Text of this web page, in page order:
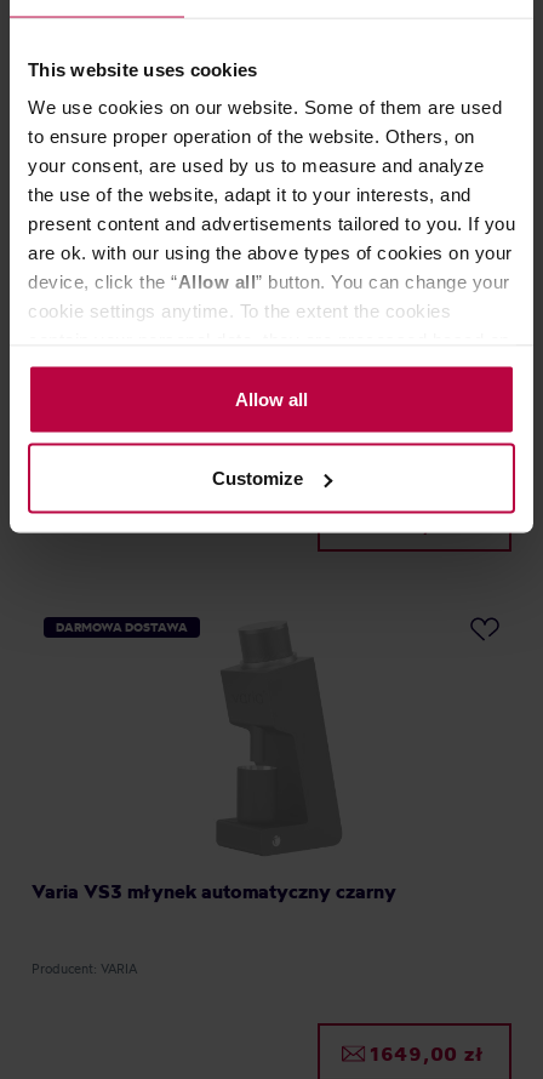
This website uses cookies
We use cookies on our website. Some of them are used
to ensure proper operation of the website. Others, on
your consent, are used by us to measure and analyze
the use of the website, adapt it to your interests, and
present content and advertisements tailored to you. If you
are ok. with our using the above types of cookies on your
device, click the “Allow all” button. You can change your
cookie settings anytime. To the extent the cookies
the controller’s (namely, ALL GOOD S.A., ul.
Mazowiecka 24I/U9, 78-100 Kołobrzeg) or third parties’
legitimate interests which are to ensure a high quality of
activities of the controller and authorized entities. More
information about cookies and the personal data
Allow all
Customize
DARMOWA DOSTAWA
Varia VS3 młynek automatyczny biały
Producent: VARIA
DARMOWA DOSTAWA
Varia VS3 młynek automatyczny czarny
Producent: VARIA
1649,00 zł